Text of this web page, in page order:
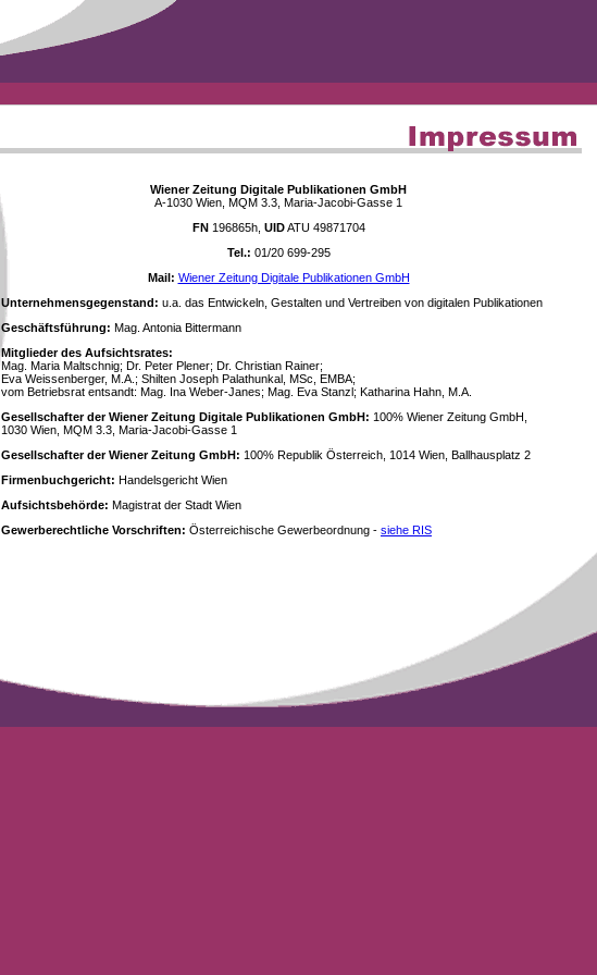
Wiener Zeitung Digitale Publikationen GmbH
A-1030 Wien, MQM 3.3, Maria-Jacobi-Gasse 1
FN196865h, UIDATU 49871704
Tel.: 01/20 699-295
Mail: Wiener Zeitung Digitale Publikationen GmbH
Unternehmensgegenstand: u.a. das Entwickeln, Gestalten und Vertreiben von digitalen Publikationen
Geschäftsführung: Mag. Antonia Bittermann
Mitglieder des Aufsichtsrates:
Mag. Maria Maltschnig; Dr. Peter Plener; Dr. Christian Rainer;
Eva Weissenberger, M.A.; Shilten Joseph Palathunkal, MSc, EMBA;
vom Betriebsrat entsandt: Mag. Ina Weber-Janes; Mag. Eva Stanzl; Katharina Hahn, M.A.
Gesellschafter der Wiener Zeitung Digitale Publikationen GmbH: 100% Wiener Zeitung GmbH,
1030 Wien, MQM 3.3, Maria-Jacobi-Gasse 1
Gesellschafter der Wiener Zeitung GmbH: 100% Republik Österreich, 1014 Wien, Ballhausplatz 2
Firmenbuchgericht: Handelsgericht Wien
Aufsichtsbehörde: Magistrat der Stadt Wien
Gewerberechtliche Vorschriften: Österreichische Gewerbeordnung - siehe RIS